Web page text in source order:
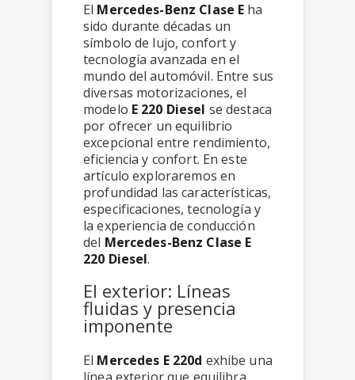
El Mercedes-Benz Clase E ha
sido durante décadas un
símbolo de lujo, confort y
tecnología avanzada en el
mundo del automóvil. Entre sus
diversas motorizaciones, el
modelo E 220 Diesel se destaca
por ofrecer un equilibrio
excepcional entre rendimiento,
eficiencia y confort. En este
artículo exploraremos en
profundidad las características,
especificaciones, tecnología y
la experiencia de conducción
del Mercedes-Benz Clase E
220 Diesel.
El exterior: Líneas
fluidas y presencia
imponente
El Mercedes E 220d exhibe una